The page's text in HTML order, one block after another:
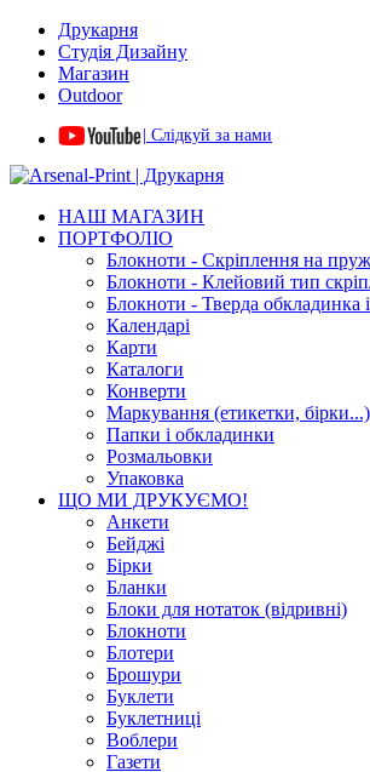
Друкарня
Студія Дизайну
Магазин
Outdoor
| Слідкуй за нами
НАШ МАГАЗИН
ПОРТФОЛІО
Блокноти - Скріплення на
Блокноти - Клейовий тип
Блокноти - Тверда обкладинка
Календарі
Карти
Каталоги
Конверти
Маркування (етикетки, бірки...)
Папки і обкладинки
Розмальовки
Упаковка
ЩО МИ ДРУКУЄМО!
Анкети
Бейджі
Бірки
Бланки
Блоки для нотаток (відривні)
Блокноти
Блотери
Брошури
Буклети
Буклетниці
Воблери
Газети